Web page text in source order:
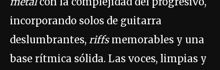
incorporando solos de guitarra
deslumbrantes, riffsmemorables y una
base rítmica sólida. Las voces, limpias y